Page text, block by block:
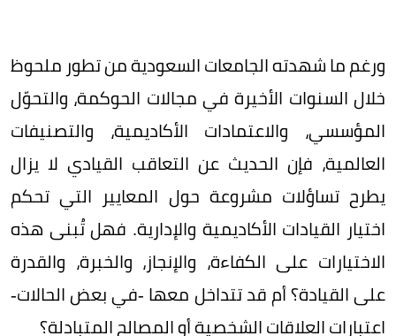
ورغم ما شهدته الجامعات السعودية من تطور ملحوظ
خلال السنوات الأخيرة في مجالات الحوكمة، والتحوّل
المؤسسي، والاعتمادات الأكاديمية، والتصنيفات
العالمية، فإن الحديث عن التعاقب القيادي لا يزال
يطرح تساؤلات مشروعة حول المعايير التي تحكم
اختيار القيادات الأكاديمية والإدارية. فهل تُبنى هذه
الاختيارات على الكفاءة، والإنجاز، والخبرة، والقدرة
على القيادة؟ أم قد تتداخل معها -في بعض الحالات-
اعتبارات العلاقات الشخصية أو المصالح المتبادلة؟